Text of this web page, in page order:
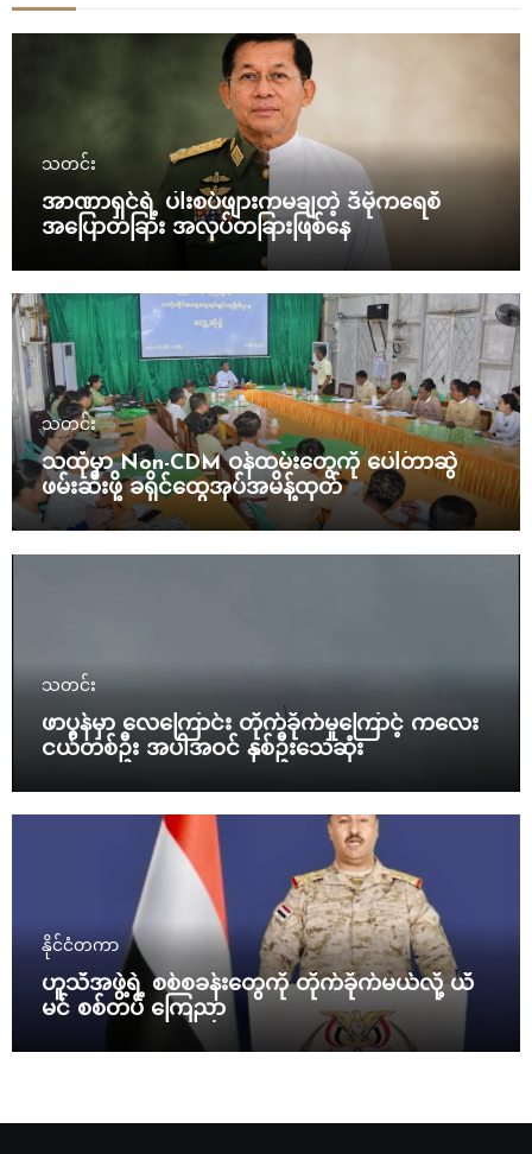
သတင်း
အာဏာရှင်ရဲ့ ပါးစပ်ဖျားကမချတဲ့ ဒီမိုကရေစီ
အပြောတခြား အလုပ်တခြားဖြစ်နေ
သတင်း
သထုံမှာ Non-CDM ဝန်ထမ်းတွေကို ပေါ်တာဆွဲ
ဖမ်းဆီးဖို့ ခရိုင်ထွေအုပ်အမိန့်ထုတ်
သတင်း
ဖာပွန်မှာ လေကြောင်း တိုက်ခိုက်မှုကြောင့် ကလေး
ငယ်တစ်ဦး အပါအဝင် နှစ်ဦးသေဆုံး
နိုင်ငံတကာ
ဟူသီအဖွဲ့ရဲ့ စစ်စခန်းတွေကို တိုက်ခိုက်မယ်လို့ ယီ
မင် စစ်တပ် ကြေညာ